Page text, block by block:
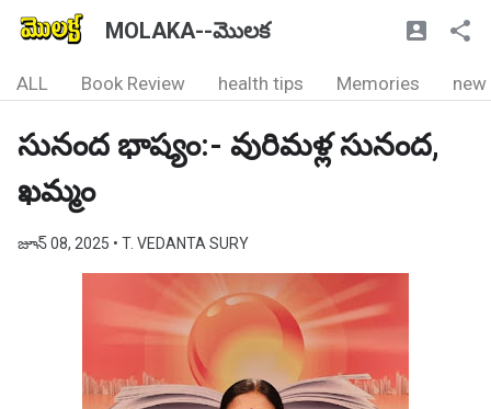
MOLAKA--మొలక
ALL Book Review health tips Memories new
సునంద భాష్యం:- వురిమళ్ల సునంద,
ఖమ్మం
జూన్ 08, 2025 • T. VEDANTA SURY